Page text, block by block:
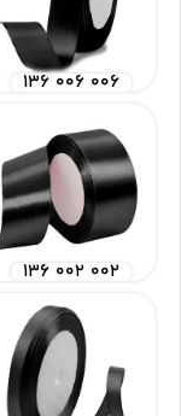
۱۳۶ ۰۰۶ ۰۰۶
۱۳۶ ۰۰۲ ۰۰۲